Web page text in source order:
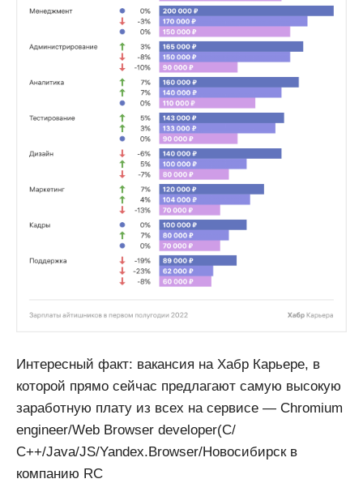
Интересный факт: вакансия на Хабр Карьере, в
которой прямо сейчас предлагают самую высокую
заработную плату из всех на сервисе — Chromium
engineer/Web Browser developer(C/
С++/Java/JS/Yandex.Browser/Новосибирск в
компанию RC